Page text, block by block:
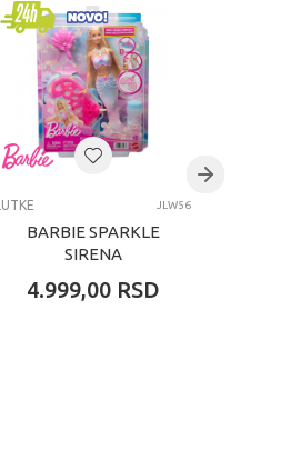
LUTKE JLW56
BARBIE SPARKLE
SIRENA
4.999,00 RSD